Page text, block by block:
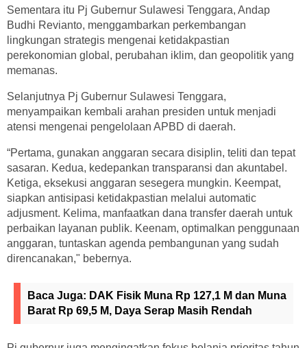
Sementara itu Pj Gubernur Sulawesi Tenggara, Andap
Budhi Revianto, menggambarkan perkembangan
lingkungan strategis mengenai ketidakpastian
perekonomian global, perubahan iklim, dan geopolitik yang
memanas.
Selanjutnya Pj Gubernur Sulawesi Tenggara,
menyampaikan kembali arahan presiden untuk menjadi
atensi mengenai pengelolaan APBD di daerah.
“Pertama, gunakan anggaran secara disiplin, teliti dan tepat
sasaran. Kedua, kedepankan transparansi dan akuntabel.
Ketiga, eksekusi anggaran sesegera mungkin. Keempat,
siapkan antisipasi ketidakpastian melalui automatic
adjusment. Kelima, manfaatkan dana transfer daerah untuk
perbaikan layanan publik. Keenam, optimalkan penggunaan
anggaran, tuntaskan agenda pembangunan yang sudah
direncanakan," bebernya.
Baca Juga: DAK Fisik Muna Rp 127,1 M dan Muna
Barat Rp 69,5 M, Daya Serap Masih Rendah